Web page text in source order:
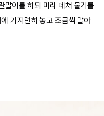
말이를 하되 미리 데쳐 물기를
가지런히 놓고 조금씩 말아